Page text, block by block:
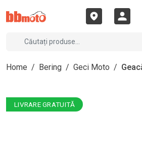
Home / Bering / Geci Moto /
LIVRARE GRATUITĂ